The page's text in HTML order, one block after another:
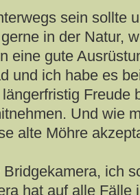
sein sollte
in der Natur,
eine gute
und ich habe es
Freude
Und wie
alte Möhre
ich
hat auf alle Fälle